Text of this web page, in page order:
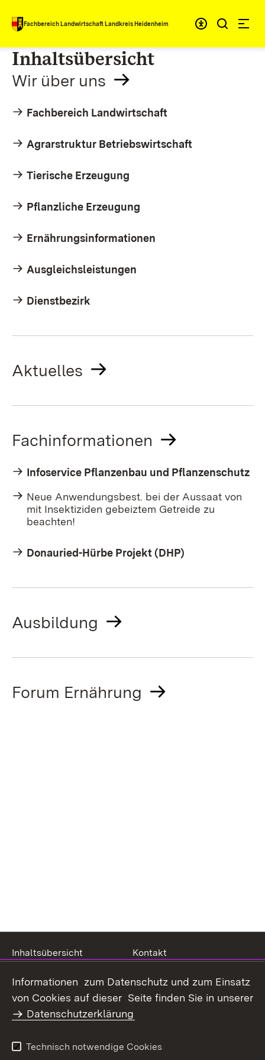
Zum Inhalt springen
Fachbereich Landwirtschaft Landkreis Heidenheim
Inhaltsübersicht
Wir über uns
Fachbereich Landwirtschaft
Agrarstruktur Betriebswirtschaft
Tierische Erzeugung
Pflanzliche Erzeugung
Ernährungsinformationen
Ausgleichsleistungen
Dienstbezirk
Aktuelles
Fachinformationen
Infoservice Pflanzenbau und Pflanzenschutz
Neue Anwendungsbest. bei der Aussaat von
mit Insektiziden gebeiztem Getreide zu
beachten!
Donauried-Hürbe Projekt (DHP)
Ausbildung
Forum Ernährung
Inhaltsübersicht
Kontakt
Barrierefreiheit
Benutzungshinweise
Impressum
Informationen zum Datenschutz und zum Einsatz
von Cookies auf dieser Seite finden Sie in unserer
Datenschutzerklärung
Technisch notwendige Cookies